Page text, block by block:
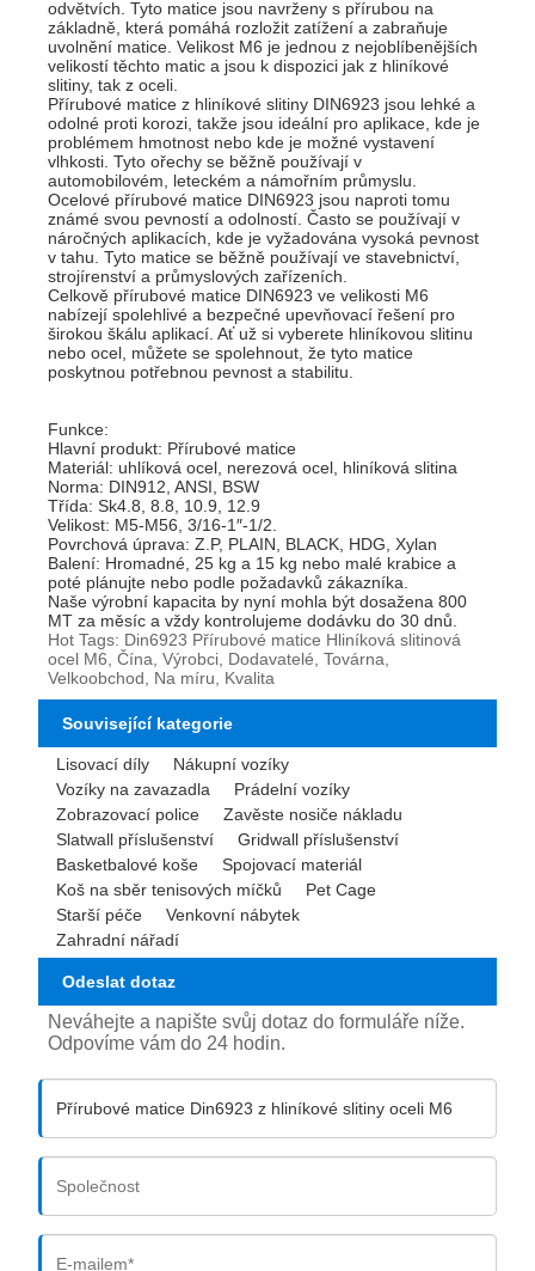
odvětvích. Tyto matice jsou navrženy s přírubou na
základně, která pomáhá rozložit zatížení a zabraňuje
uvolnění matice. Velikost M6 je jednou z nejoblíbenějších
velikostí těchto matic a jsou k dispozici jak z hliníkové
slitiny, tak z oceli.
Přírubové matice z hliníkové slitiny DIN6923 jsou lehké a
odolné proti korozi, takže jsou ideální pro aplikace, kde je
problémem hmotnost nebo kde je možné vystavení
vlhkosti. Tyto ořechy se běžně používají v
automobilovém, leteckém a námořním průmyslu.
Ocelové přírubové matice DIN6923 jsou naproti tomu
známé svou pevností a odolností. Často se používají v
náročných aplikacích, kde je vyžadována vysoká pevnost
v tahu. Tyto matice se běžně používají ve stavebnictví,
strojírenství a průmyslových zařízeních.
Celkově přírubové matice DIN6923 ve velikosti M6
nabízejí spolehlivé a bezpečné upevňovací řešení pro
širokou škálu aplikací. Ať už si vyberete hliníkovou slitinu
nebo ocel, můžete se spolehnout, že tyto matice
poskytnou potřebnou pevnost a stabilitu.
Funkce:
Hlavní produkt: Přírubové matice
Materiál: uhlíková ocel, nerezová ocel, hliníková slitina
Norma: DIN912, ANSI, BSW
Třída: Sk4.8, 8.8, 10.9, 12.9
Velikost: M5-M56, 3/16-1″-1/2.
Povrchová úprava: Z.P, PLAIN, BLACK, HDG, Xylan
Balení: Hromadné, 25 kg a 15 kg nebo malé krabice a
poté plánujte nebo podle požadavků zákazníka.
Naše výrobní kapacita by nyní mohla být dosažena 800
MT za měsíc a vždy kontrolujeme dodávku do 30 dnů.
Hot Tags: Din6923 Přírubové matice Hliníková slitinová
ocel M6, Čína, Výrobci, Dodavatelé, Továrna,
Velkoobchod, Na míru, Kvalita
Související kategorie
Lisovací díly
Nákupní vozíky
Vozíky na zavazadla
Prádelní vozíky
Zobrazovací police
Zavěste nosiče nákladu
Slatwall příslušenství
Gridwall příslušenství
Basketbalové koše
Spojovací materiál
Koš na sběr tenisových míčků
Pet Cage
Starší péče
Venkovní nábytek
Zahradní nářadí
Odeslat dotaz
Neváhejte a napište svůj dotaz do formuláře níže.
Odpovíme vám do 24 hodin.